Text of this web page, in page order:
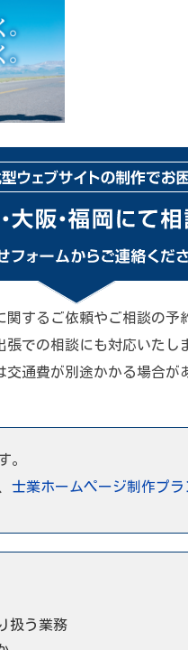
するご依頼やご相談の予
張での相談にも対応いたし
通費が別途かかる場合が
。
士業ホームページ制作プラ
扱う業務